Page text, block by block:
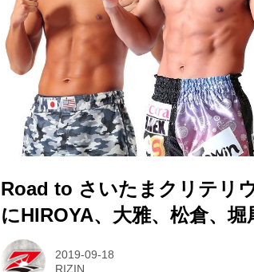
Road to さいたまクリテリ
にHIROYA、大雅、松倉、
2019-09-18
RIZIN